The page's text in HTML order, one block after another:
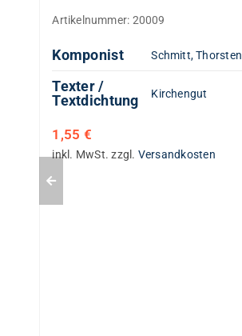
Artikelnummer: 20009
Komponist Schmitt, Thorsten
Texter /
Textdichtung
Kirchengut
1,55 €
inkl. MwSt. zzgl. Versandkosten